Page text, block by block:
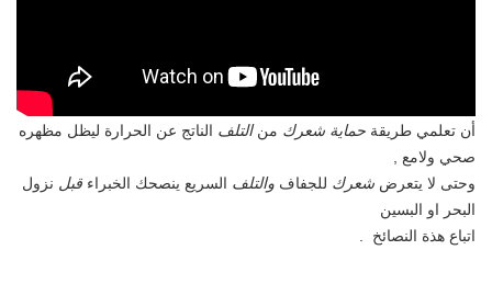
أن تعلمي طريقة حماية شعرك منالتلف الناتج عن الحرارة ليظل مظهره
صحي ولامع ,
وحتى لا يتعرض شعرك للجفاف والتلف السريع ينصحك الخبراء قبل نزول
البحر او البسين
اتباع هذة النصائخ .